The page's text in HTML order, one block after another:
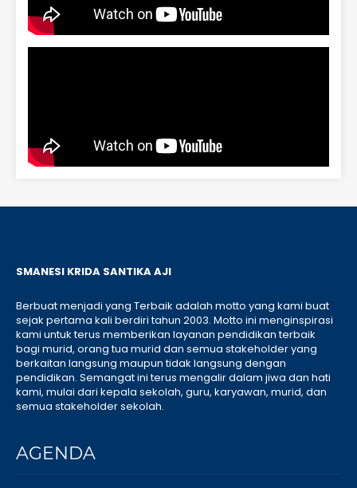
SMANESI KRIDA SANTIKA AJI
Berbuat menjadi yang Terbaik adalah motto yang kami buat
sejak pertama kali berdiri tahun 2003. Motto ini menginspirasi
kami untuk terus memberikan layanan pendidikan terbaik
bagi murid, orang tua murid dan semua stakeholder yang
berkaitan langsung maupun tidak langsung dengan
pendidikan. Semangat ini terus mengalir dalam jiwa dan hati
kami, mulai dari kepala sekolah, guru, karyawan, murid, dan
semua stakeholder sekolah.
AGENDA